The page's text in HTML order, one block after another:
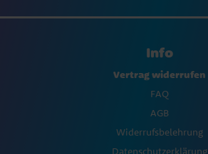
Info
Vertrag widerrufen
FAQ
AGB
Widerrufsbelehrung
Datenschutzerklärung